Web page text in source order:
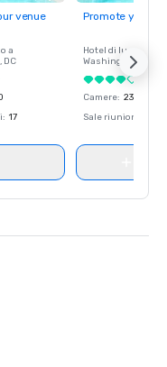
venue
a
, DC
: 17
Promote your
Hotel di lusso a
Washington
Camere: 237
Sale riunioni